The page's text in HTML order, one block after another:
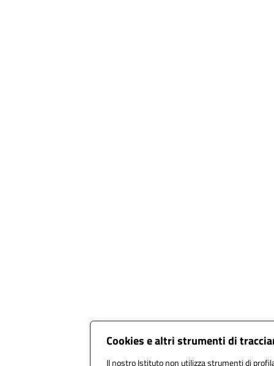
Cookies e altri strumenti di
Il nostro Istituto non utilizza strumenti di